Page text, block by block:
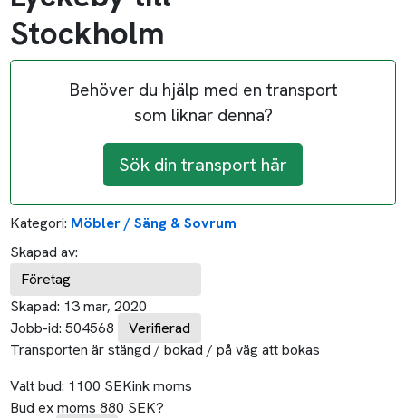
Stockholm
Behöver du hjälp med en transport
som liknar denna?
Sök din transport här
Kategori: Möbler / Säng & Sovrum
Skapad av:
Företag
Skapad: 13 mar, 2020
Jobb-id: 504568
Verifierad
Transporten är stängd / bokad / på väg att bokas
Valt bud: 1100 SEKink moms
Bud ex moms880 SEK?